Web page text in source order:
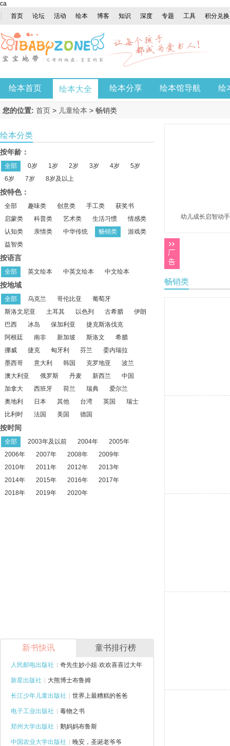
ca
首页
论坛 活动 绘本 博客 知识 深度 专题 工具 积分兑换
绘本首页 绘本大全 绘本分享 绘本馆导航 绘
您的位置: 首页 > 儿童绘本 > 畅销类
绘本分类
按年龄：
全部 0岁 1岁 2岁 3岁 4岁
5岁
6岁
7岁 8岁及以上
按特色：
全部 趣味类 创意类 手工类
获奖书
启蒙类
科普类 艺术类 生活习惯
情感类
认知类
亲情类 中华传统 畅销类
游戏类
益智类
按语言
全部 英文绘本 中英文绘本 中文绘本
按地域
全部 乌克兰 哥伦比亚
葡萄牙
斯洛文尼亚
土耳其 以色列 古希腊
伊朗
巴西
冰岛 保加利亚
捷克斯洛伐克
阿根廷
南非 新加坡 斯洛文
希腊
挪威
捷克 匈牙利 芬兰
委内瑞拉
墨西哥
意大利 韩国 克罗地亚
波兰
澳大利亚
俄罗斯 丹麦 新西兰
中国
加拿大
西班牙 荷兰 瑞典
爱尔兰
奥地利
日本 其他 台湾 英国
瑞士
比利时
法国 美国 德国
按时间
全部 2003年及以前 2004年
2005年
2006年
2007年 2008年
2009年
2010年
2011年 2012年
2013年
2014年
2015年 2016年
2017年
2018年
2019年 2020年
新书快讯 童书排行榜
人民邮电出版社 奇先生妙小姐·欢欢喜喜过大年
新星出版社 大熊博士布鲁姆
长江少年儿童出版社 世界上最糟糕的爸爸
电子工业出版社 毒物之书
郑州大学出版社 鹅妈妈布鲁斯
中国农业大学出版社 晚安，圣诞老爷爷
幼儿成长启智动
畅销类